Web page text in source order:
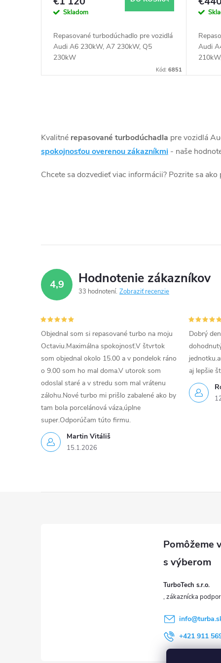
o
k
o
v
Skladom
Repasované turbodúchadlo pre vozidlá
Audi A6 230kW, A7 230kW, Q5
230kW
Kód:6851
Audi
v
l
á
i
e
p
v
k
y
v
ý
p
i
u
Kvalitné repasované turbodúchadla pre vozidlá
spokojnosťou overenou zákazníkmi - naše
Chcete sa dozvedieť viac informácii? Pozrite sa
4,9 Hodnotenie zákazníkov
33 hodnotení Zobraziť recenzie
Martin Vitáliš
15.1.2026
Objednal som si repasované turbo na moju
Octaviu.Maximálna spokojnosť.V štvrtok
som objednal okolo 15.00 a v pondelok ráno
o 9.00 som ho mal doma.V utorok som
odoslal staré a v stredu som mal vrátenu
zálohu.Nové turbo mi prišlo zabalené ako by
tam bola porcelánová váza,úplne
super.Odporúčam túto firmu.
Dobrý
aj lepšie
TurboTech s.r.o.
info@
+421 911